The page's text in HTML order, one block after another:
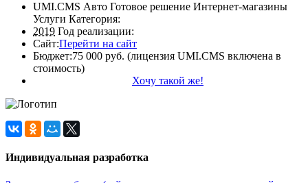
UMI.CMS Авто Готовое решение Интернет-магазины
Услуги Категория:
2019 Год реализации:
Сайт:Перейти на сайт
Бюджет:75 000 руб. (лицензия UMI.CMS включена в
стоимость)
Хочу такой же!
Индивидуальная разработка